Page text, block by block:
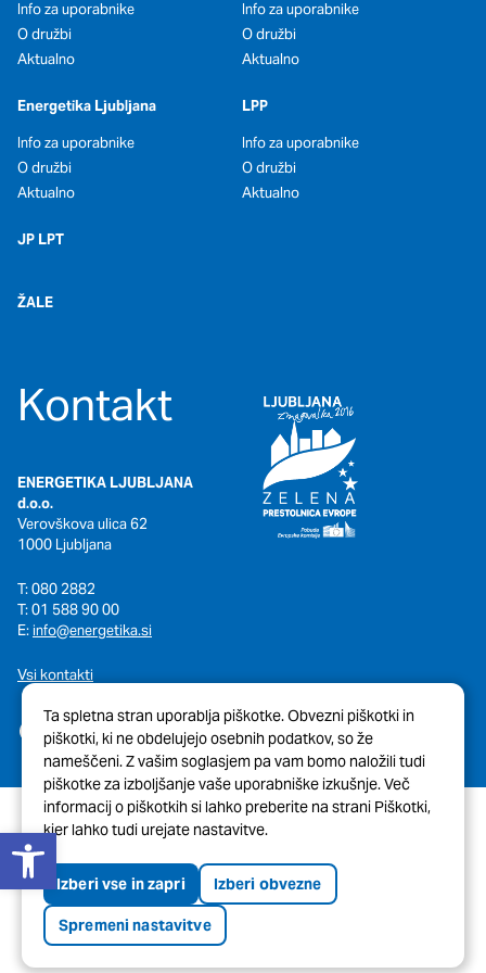
Info za uporabnike
O družbi
Aktualno
Energetika Ljubljana
Info za uporabnike
O družbi
Aktualno
JP LPT
ŽALE
Info za uporabnike
O družbi
Aktualno
LPP
Info za uporabnike
O družbi
Aktualno
Kontakt
ENERGETIKA LJUBLJANA
d.o.o.
Verovškova ulica 62
1000 Ljubljana
T: 080 2882
T: 01 588 90 00
E:info@energetika.si
Vsi kontakti
© 2026 Javni Holding Ljubljana
Piškotki
Tehnična pomoč spletne strani
Izjava o dostopnosti
Oblikovanje in izvedba:
Ta spletna stran uporablja piškotke. Obvezni piškotki in
piškotki, ki ne obdelujejo osebnih podatkov, so že
nameščeni. Z vašim soglasjem pa vam bomo naložili tudi
piškotke za izboljšanje vaše uporabniške izkušnje. Več
informacij o piškotkih si lahko preberite na strani Piškotki,
kjer lahko tudi urejate nastavitve.
Izberi vse in zapri Izberi obvezne
Spremeni nastavitve
oglaševalska podjetja jih lahko uporabljajo za izdelavo profila
vaših interesov, ki ga nato uporabijo za prikazovanje ustreznih
oglasov na drugih spletnih mestih. Pri delu uporabljajo
zavrnete uporabo teh piškotkov, ne boste deležni našega
ciljnega spletnega oglaševanja.
Potrdi moje izbire
Open toolbar